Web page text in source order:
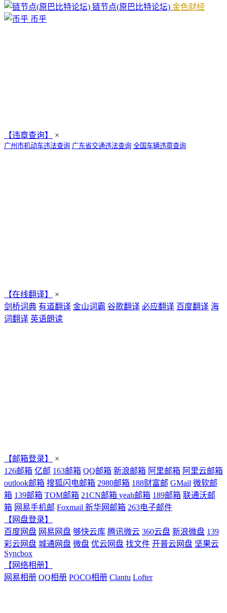
链节点(原巴比特论坛) 金色财经
币乎
【违章查询】 ×
广州市机动车违法查询 广东省交通违法查询 全国车辆违章查询
【在线翻译】
×
剑桥词典 有道翻译 金山词霸 谷歌翻译 必应翻译 百度翻译 海
词翻译 英语朗读
【邮箱登录】
×
126邮箱 亿邮 163邮箱 QQ邮箱 新浪邮箱 阿里邮箱 阿里云邮箱
outlook邮箱 搜狐闪电邮箱 2980邮箱 188财富邮 GMail 微软邮
箱 139邮箱 TOM邮箱 21CN邮箱 yeah邮箱 189邮箱 联通沃邮
箱 网易手机邮 Foxmail 新华网邮箱 263电子邮件
【网盘登录】
百度网盘 网易网盘 够快云库 腾讯微云 360云盘 新浪微盘 139
彩云网盘 城通网盘 微盘 优云网盘 找文件 开普云网盘 坚果云
Syncbox
【网络相册】
网易相册 QQ相册 POCO相册 Clantu Lofter